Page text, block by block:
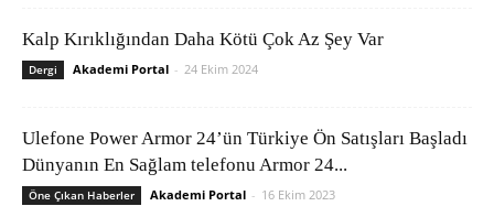
Kalp Kırıklığından Daha Kötü Çok Az Şey Var
Dergi Akademi Portal - 24 Ekim 2024
Ulefone Power Armor 24’ün Türkiye Ön Satışları Başladı
Dünyanın En Sağlam telefonu Armor 24...
Öne Çıkan Haberler Akademi Portal - 16 Ekim 2023